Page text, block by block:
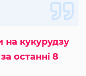
на кукурудзу
останні 8